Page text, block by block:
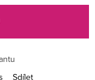
Sdílet